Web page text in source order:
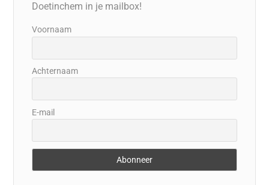
Doetinchem in je mailbox!
Voornaam
Achternaam
E-mail